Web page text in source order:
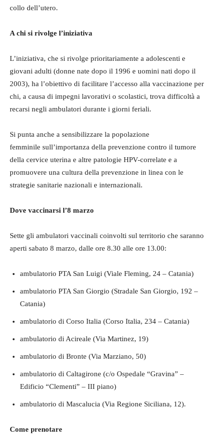
collo dell’utero.
A chi si rivolge l’iniziativa
L’iniziativa, che si rivolge prioritariamente a adolescenti e
giovani adulti (donne nate dopo il 1996 e uomini nati dopo il
2003), ha l’obiettivo di facilitare l’accesso alla vaccinazione per
chi, a causa di impegni lavorativi o scolastici, trova difficoltà a
recarsi negli ambulatori durante i giorni feriali.
Si punta anche a sensibilizzare la popolazione
femminile sull’importanza della prevenzione contro il tumore
della cervice uterina e altre patologie HPV-correlate e a
promuovere una cultura della prevenzione in linea con le
strategie sanitarie nazionali e internazionali.
Dove vaccinarsi l’8 marzo
Sette gli ambulatori vaccinali coinvolti sul territorio che saranno
aperti sabato 8 marzo, dalle ore 8.30 alle ore 13.00:
ambulatorio PTA San Luigi (Viale Fleming, 24 – Catania)
ambulatorio PTA San Giorgio (Stradale San Giorgio, 192 –
Catania)
ambulatorio di Corso Italia (Corso Italia, 234 – Catania)
ambulatorio di Acireale (Via Martinez, 19)
ambulatorio di Bronte (Via Marziano, 50)
ambulatorio di Caltagirone (c/o Ospedale “Gravina” –
Edificio “Clementi” – III piano)
ambulatorio di Mascalucia (Via Regione Siciliana, 12).
Come prenotare